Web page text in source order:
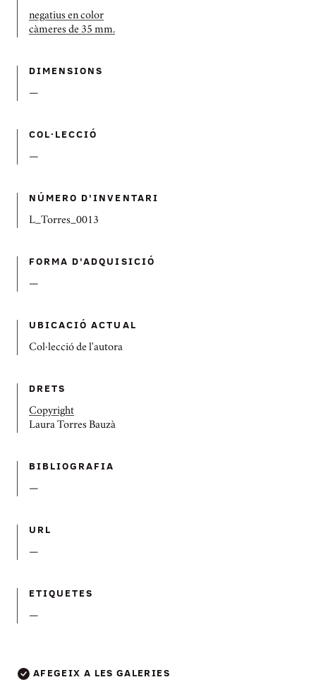
negatius en color
càmeres de 35 mm.
DIMENSIONS
—
COL·LECCIÓ
—
NÚMERO D'INVENTARI
L_Torres_0013
FORMA D'ADQUISICIÓ
—
UBICACIÓ ACTUAL
Col·lecció de l'autora
DRETS
Copyright
Laura Torres Bauzà
BIBLIOGRAFIA
—
URL
—
ETIQUETES
—
AFEGEIX A LES GALERIES